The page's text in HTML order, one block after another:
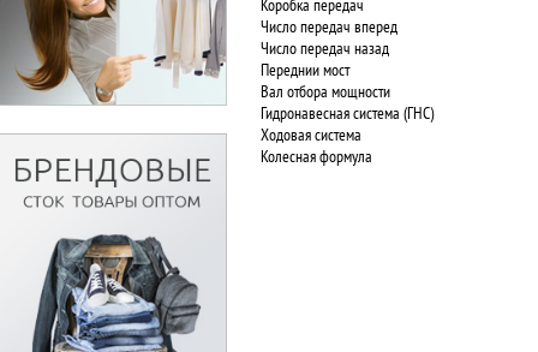
Коробка передач
Число передач вперед
Число передач назад
Переднии мост
Вал отбора мощности
Гидронавесная система (ГНС)
Ходовая система
Колесная формула